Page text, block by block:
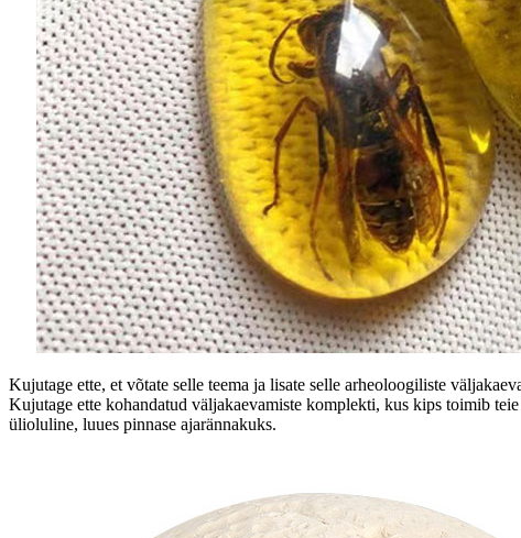
Kujutage ette, et võtate selle teema ja lisate selle arheoloogiliste
Kujutage ette kohandatud väljakaevamiste komplekti, kus kips toimib
ülioluline, luues pinnase ajarännakuks.